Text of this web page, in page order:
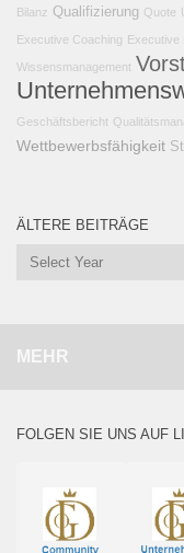
Bilanz Qualifizierung Quote
Executive Coaching Executive
Wissensmanagement
Geschäftsbericht
Wettbewerbsfähigkeit
ÄLTERE BEITRÄGE
MEHR
FOLGEN SIE UNS AUF